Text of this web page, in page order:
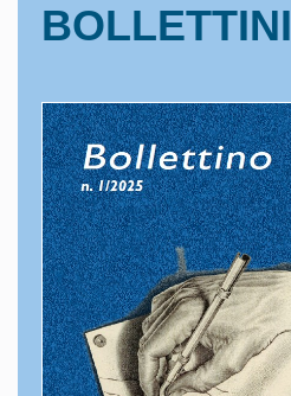
BOLLETTINI